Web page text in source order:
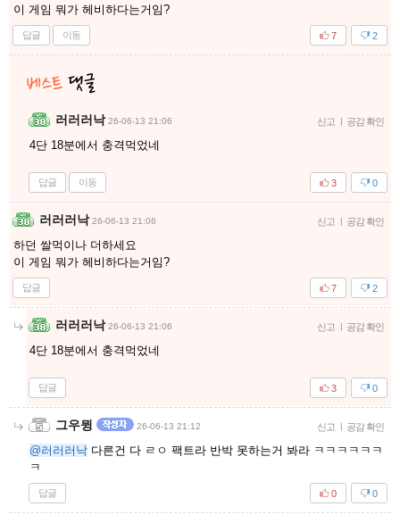
이 게임 뭐가 헤비하다는거임?
답글 이동 2
7
러러러낙 26-06-13 21:06 신고 | 공감 확인
4단 18분에서 충격먹었네
답글 이동 0
3
러러러낙 26-06-13 21:06 신고 | 공감 확인
하던 쌀먹이나 더하세요
이 게임 뭐가 헤비하다는거임?
답글 2
7
러러러낙 26-06-13 21:06 신고 | 공감 확인
4단 18분에서 충격먹었네
답글 0
3
그우뮝 26-06-13 21:12 신고 | 공감 확인
@러러러낙 다른건 다 ㄹㅇ 팩트라 반박 못하는거 봐라 ㅋㅋㅋㅋㅋㅋ
ㅋ
답글 0
0